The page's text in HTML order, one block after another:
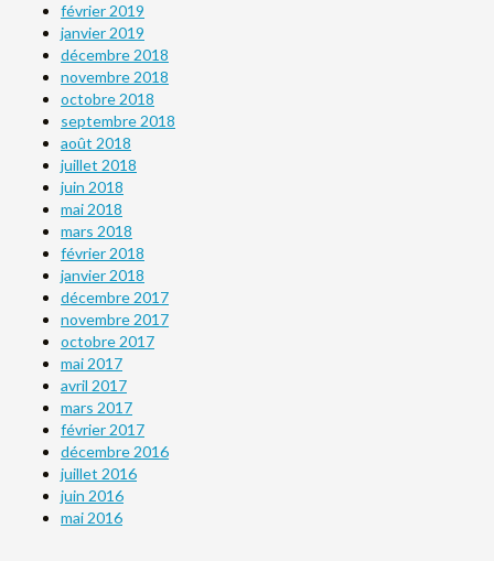
février 2019
janvier 2019
décembre 2018
novembre 2018
octobre 2018
septembre 2018
août 2018
juillet 2018
juin 2018
mai 2018
mars 2018
février 2018
janvier 2018
décembre 2017
novembre 2017
octobre 2017
mai 2017
avril 2017
mars 2017
février 2017
décembre 2016
juillet 2016
juin 2016
mai 2016